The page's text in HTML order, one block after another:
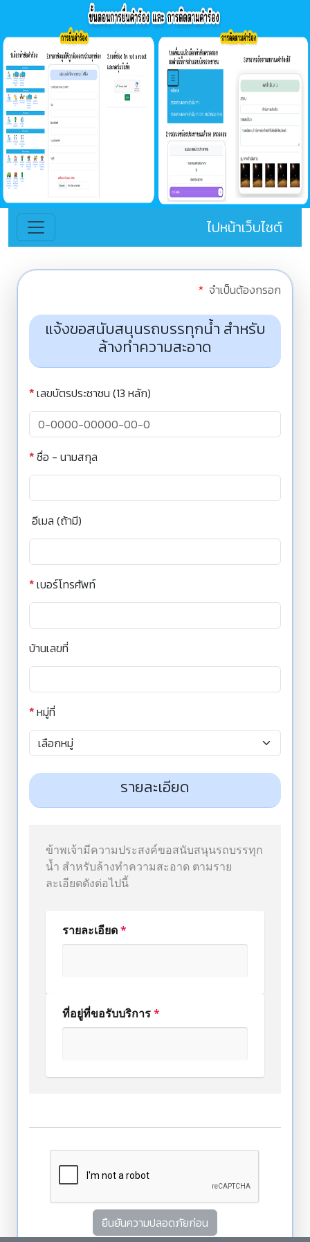
ไปหน้าเว็บไซต์
* จำเป็นต้องกรอก
แจ้งขอสนับสนุนรถบรรทุกน้ำ สำหรับ
ล้างทำความสะอาด
*เลขบัตรประชาชน (13 หลัก)
*ชื่อ - นามสกุล
อีเมล (ถ้ามี)
*เบอร์โทรศัพท์
บ้านเลขที่
*หมู่ที่
รายละเอียด
ข้าพเจ้ามีความประสงค์ขอสนับสนุนรถบรรทุก
น้ำ สำหรับล้างทำความสะอาด ตามราย
ละเอียดดังต่อไปนี้
รายละเอียด*
ที่อยู่ที่ขอรับบริการ*
ยืนยันความปลอดภัยก่อน